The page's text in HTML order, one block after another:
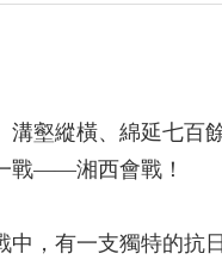
溝壑縱橫、綿延七百
戰——湘西會戰！
中，有一支獨特的抗